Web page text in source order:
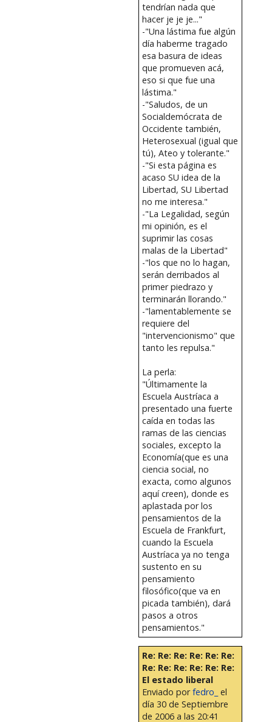
tendrían nada que
hacer je je je..."
-"Una lástima fue algún
día haberme tragado
esa basura de ideas
que promueven acá,
eso si que fue una
lástima."
-"Saludos, de un
Socialdemócrata de
Occidente también,
Heterosexual (igual que
tú), Ateo y tolerante."
-"Si esta página es
acaso SU idea de la
Libertad, SU Libertad
no me interesa."
-"La Legalidad, según
mi opinión, es el
suprimir las cosas
malas de la Libertad"
-"los que no lo hagan,
serán derribados al
primer piedrazo y
terminarán llorando."
-"lamentablemente se
requiere del
"intervencionismo" que
tanto les repulsa."
La perla:
"Últimamente la
Escuela Austríaca a
presentado una fuerte
caída en todas las
ramas de las ciencias
sociales, excepto la
Economía(que es una
ciencia social, no
exacta, como algunos
aquí creen), donde es
aplastada por los
pensamientos de la
Escuela de Frankfurt,
cuando la Escuela
Austríaca ya no tenga
sustento en su
pensamiento
filosófico(que va en
picada también), dará
pasos a otros
pensamientos."
Re: Re: Re: Re: Re: Re:
Re: Re: Re: Re: Re: Re:
El estado liberal
Enviado porfedro_ el
día 30 de Septiembre
de 2006 a las 20:41